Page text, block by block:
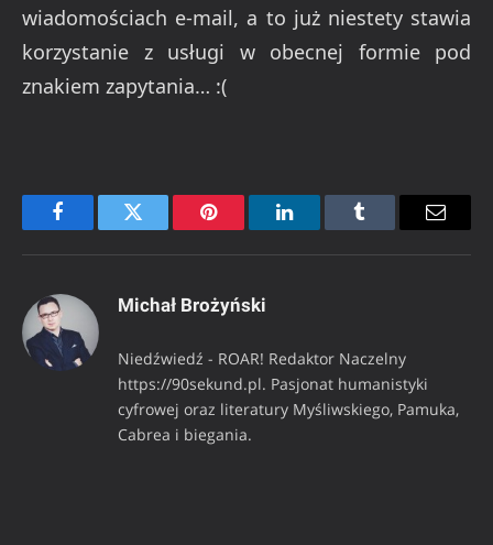
wiadomościach e-mail, a to już niestety stawia
korzystanie z usługi w obecnej formie pod
znakiem zapytania… :(
FacebookTwitter Pinterest LinkedInTumblr Email
Michał Brożyński
Niedźwiedź - ROAR! Redaktor Naczelny
https://90sekund.pl. Pasjonat humanistyki
cyfrowej oraz literatury Myśliwskiego, Pamuka,
Cabrea i biegania.